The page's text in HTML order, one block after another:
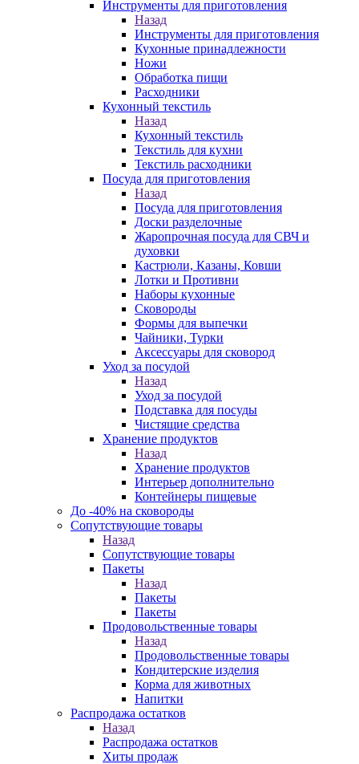
Инструменты для приготовления
Назад
Инструменты для приготовления
Кухонные принадлежности
Ножи
Обработка пищи
Расходники
Кухонный текстиль
Назад
Кухонный текстиль
Текстиль для кухни
Текстиль расходники
Посуда для приготовления
Назад
Посуда для приготовления
Доски разделочные
Жаропрочная посуда для СВЧ и
духовки
Кастрюли, Казаны, Ковши
Лотки и Противни
Наборы кухонные
Сковороды
Формы для выпечки
Чайники, Турки
Аксессуары для сковород
Уход за посудой
Назад
Уход за посудой
Подставка для посуды
Чистящие средства
Хранение продуктов
Назад
Хранение продуктов
Интерьер дополнительно
Контейнеры пищевые
До -40% на сковороды
Сопутствующие товары
Назад
Сопутствующие товары
Пакеты
Назад
Пакеты
Пакеты
Продовольственные товары
Назад
Продовольственные товары
Кондитерские изделия
Корма для животных
Напитки
Распродажа остатков
Назад
Распродажа остатков
Хиты продаж